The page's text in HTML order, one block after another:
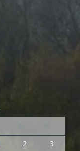
2
3